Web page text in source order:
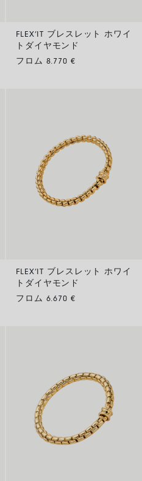
FLEX’IT ブレスレット ホワイ
トダイヤモンド
フロム 8.770 €
FLEX’IT ブレスレット ホワイ
トダイヤモンド
フロム 6.670 €